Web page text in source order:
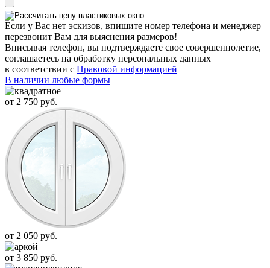
Если у Вас нет эскизов, впишите номер телефона и менеджер
перезвонит Вам для выяснения размеров!
Вписывая телефон, вы подтверждаете свое совершеннолетие,
соглашаетесь на обработку персональных данных
в соответствии с Правовой информацией
В наличии любые формы
от 2 750 руб.
от 2 050 руб.
от 3 850 руб.